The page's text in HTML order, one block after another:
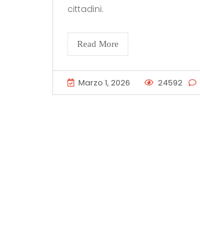
cittadini.
Read More
Marzo 1, 2026 24592